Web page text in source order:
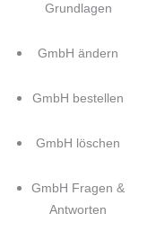
Grundlagen
GmbH ändern
GmbH bestellen
GmbH löschen
GmbH Fragen &
Antworten